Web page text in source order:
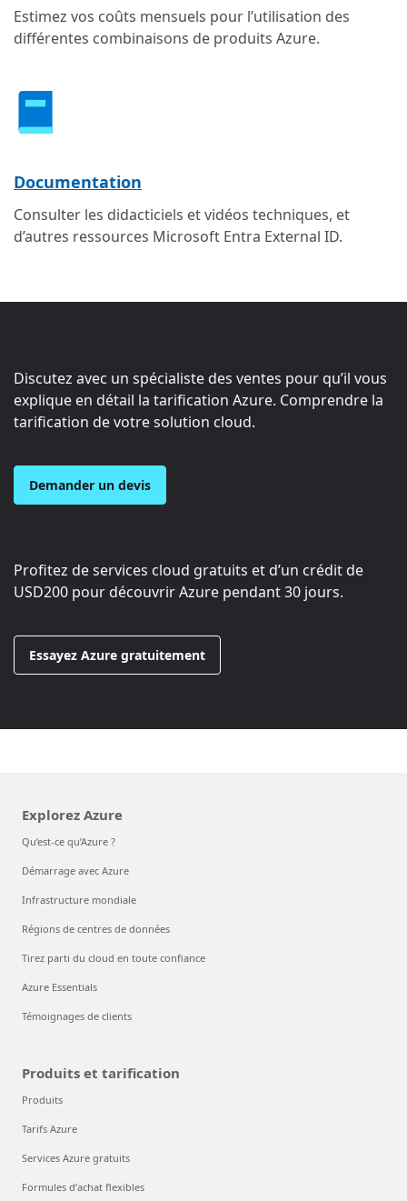
Estimez vos coûts mensuels pour l’utilisation des
différentes combinaisons de produits Azure.
Documentation
Consulter les didacticiels et vidéos techniques, et
d’autres ressources Microsoft Entra External ID.
Discutez avec un spécialiste des ventes pour qu’il vous
explique en détail la tarification Azure. Comprendre la
tarification de votre solution cloud.
Demander un devis
Profitez de services cloud gratuits et d’un crédit de
USD200 pour découvrir Azure pendant 30 jours.
Essayez Azure gratuitement
Explorez Azure
Qu’est-ce qu’Azure ?
Démarrage avec Azure
Infrastructure mondiale
Régions de centres de données
Tirez parti du cloud en toute confiance
Azure Essentials
Témoignages de clients
Produits et tarification
Produits
Tarifs Azure
Services Azure gratuits
Formules d’achat flexibles